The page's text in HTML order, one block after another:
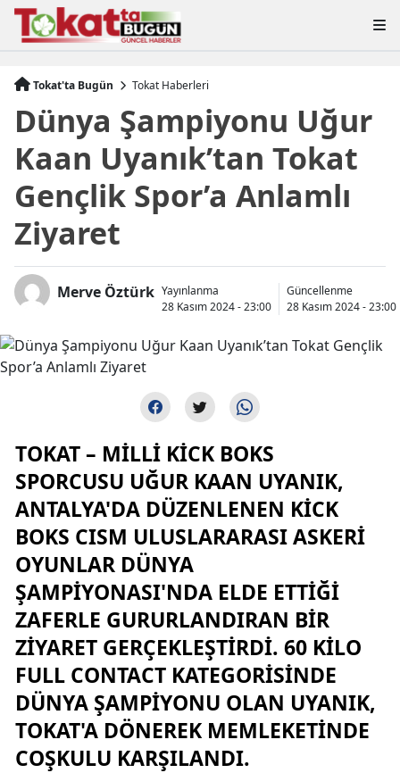
Tokat'ta Bugün Tokat Haberleri
Dünya Şampiyonu Uğur
Kaan Uyanık’tan Tokat
Gençlik Spor’a Anlamlı
Ziyaret
Merve Öztürk Yayınlanma
28 Kasım 2024 - 23:00
Güncellenme
28 Kasım 2024 - 23:00
TOKAT – MILLI KICK BOKS
SPORCUSU UĞUR KAAN UYANIK,
ANTALYA'DA DÜZENLENEN KICK
BOKS CISM ULUSLARARASI ASKERI
OYUNLAR DÜNYA
ŞAMPIYONASI'NDA ELDE ETTIĞI
ZAFERLE GURURLANDIRAN BIR
ZIYARET GERÇEKLEŞTIRDI. 60 KILO
FULL CONTACT KATEGORISINDE
DÜNYA ŞAMPIYONU OLAN UYANIK,
TOKAT'A DÖNEREK MEMLEKETINDE
COŞKULU KARŞILANDI.